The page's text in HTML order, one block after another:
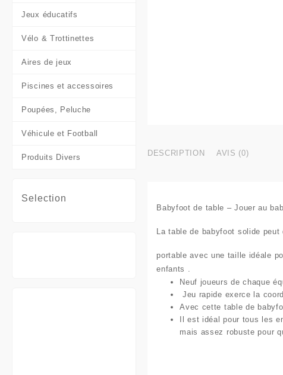
Jeux éducatifs
Vélo & Trottinettes
Aires de jeux
Piscines et accessoires
Poupées, Peluche
Véhicule et Football
Produits Divers
Selection
DESCRIPTION AVIS (0)
Babyfoot de table – Jouer au
La table de babyfoot solide
portable avec une taille idéale
enfants .
Neuf joueurs de chaque
Jeu rapide exerce la
Avec cette table de
Il est idéal pour tous les
mais assez robuste pour